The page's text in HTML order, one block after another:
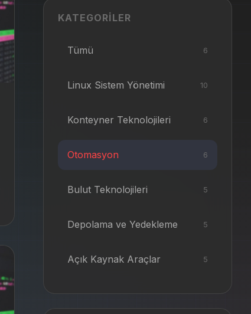
KATEGORILER
Tümü 6
Linux Sistem Yönetimi 10
Konteyner Teknolojileri 6
Otomasyon 6
Bulut Teknolojileri 5
Depolama ve Yedekleme 5
Açık Kaynak Araçlar 5